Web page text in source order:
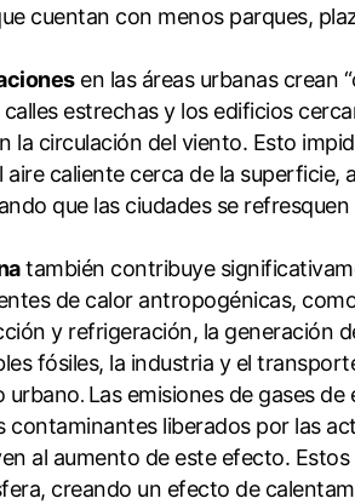
cuentan con menos parques,
en las áreas urbanas crean
estrechas y los edificios
la circulación del viento. Esto
aire caliente cerca de la superficie,
que las ciudades se refresquen
también contribuye
de calor antropogénicas,
y refrigeración, la generación
fósiles, la industria y el
urbano. Las emisiones de gases de
contaminantes liberados por las
al aumento de este efecto.
creando un efecto de